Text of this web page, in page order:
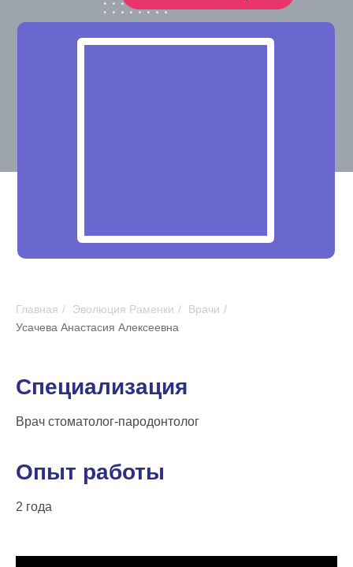
Главная / Эволюция Раменки / Врачи /
Усачева Анастасия Алексеевна
Специализация
Врач стоматолог-пародонтолог
Опыт работы
2 года